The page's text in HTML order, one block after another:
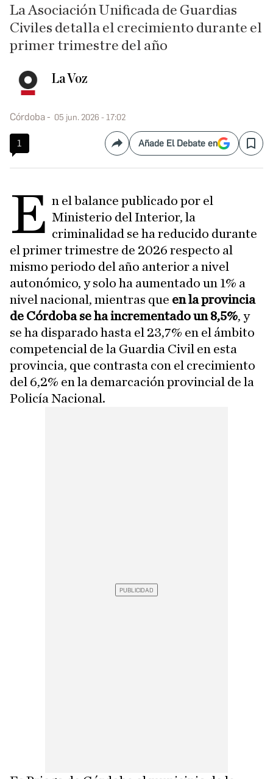
La Asociación Unificada de Guardias
Civiles detalla el crecimiento durante el
primer trimestre del año
La Voz
Córdoba 05 jun. 2026 - 17:02
1 CompartirAñade El Debate en Save
E n el balance publicado por el
Ministerio del Interior, la
criminalidad se ha reducido durante
el primer trimestre de 2026 respecto al
mismo periodo del año anterior a nivel
autonómico, y solo ha aumentado un 1% a
nivel nacional, mientras que en la provincia
de Córdoba se ha incrementado un 8,5%, y
se ha disparado hasta el 23,7% en el ámbito
competencial de la Guardia Civil en esta
provincia, que contrasta con el crecimiento
del 6,2% en la demarcación provincial de la
Policía Nacional.